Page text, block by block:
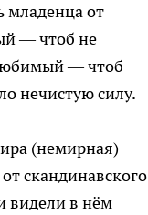
младенца от
— чтоб не
— чтоб
нечистую силу.
(немирная)
скандинавского
видели в нём